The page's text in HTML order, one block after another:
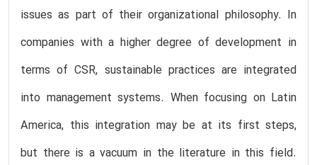
issues as part of their organizational philosophy. In
companies with a higher degree of development in
terms of CSR, sustainable practices are integrated
into management systems. When focusing on Latin
America, this integration may be at its first steps,
but there is a vacuum in the literature in this field.